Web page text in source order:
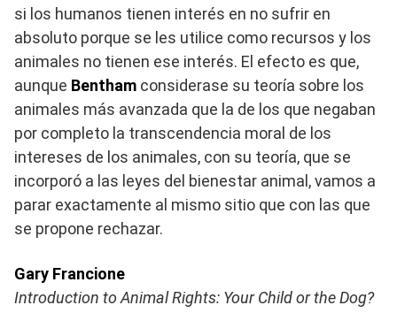
si los humanos tienen interés en no sufrir en
absoluto porque se les utilice como recursos y los
animales no tienen ese interés. El efecto es que,
aunque Bentham considerase su teoría sobre los
animales más avanzada que la de los que negaban
por completo la transcendencia moral de los
intereses de los animales, con su teoría, que se
incorporó a las leyes del bienestar animal, vamos a
parar exactamente al mismo sitio que con las que
se propone rechazar.
Gary Francione
Introduction to Animal Rights: Your Child or the Dog?